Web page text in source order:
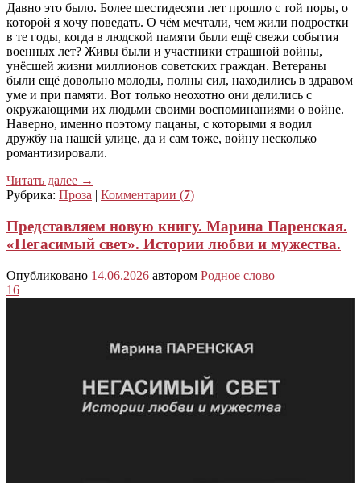
Давно это было. Более шестидесяти лет прошло с той поры, о
которой я хочу поведать. О чём мечтали, чем жили подростки
в те годы, когда в людской памяти были ещё свежи события
военных лет? Живы были и участники страшной войны,
унёсшей жизни миллионов советских граждан. Ветераны
были ещё довольно молоды, полны сил, находились в здравом
уме и при памяти. Вот только неохотно они делились с
окружающими их людьми своими воспоминаниями о войне.
Наверно, именно поэтому пацаны, с которыми я водил
дружбу на нашей улице, да и сам тоже, войну несколько
романтизировали.
Читать далее →
Рубрика: Проза | Комментарии (7)
Представляем новую книгу. Марина Паренская.
«Негасимый свет». Истории любви и мужества.
Опубликовано 14.06.2026 автором Родное слово
16